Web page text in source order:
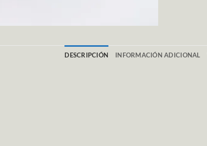
DESCRIPCIÓN INFORMACIÓN ADICIONAL